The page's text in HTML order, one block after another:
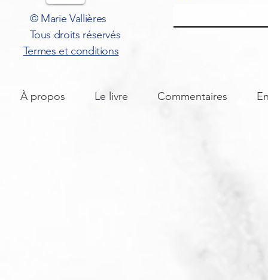
© Marie Vallières
Tous droits réservés
Termes et conditions
À propos Le livre Commentaires